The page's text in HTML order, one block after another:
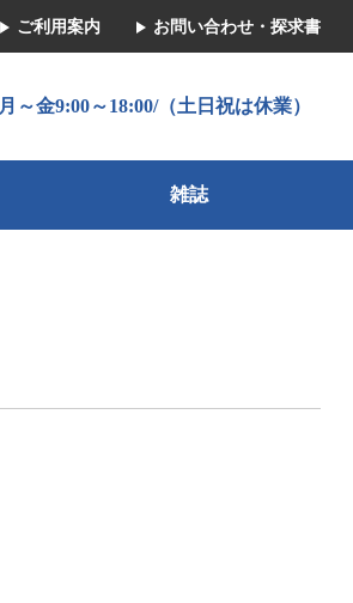
ご利用案内 お問い合わせ・探求書
月～金9:00～18:00/（土日祝は休業）
雑誌